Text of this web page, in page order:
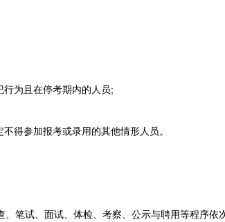
为且在停考期内的人员;
参加报考或录用的其他情形人员。
笔试、面试、体检、考察、公示与聘用等程序依